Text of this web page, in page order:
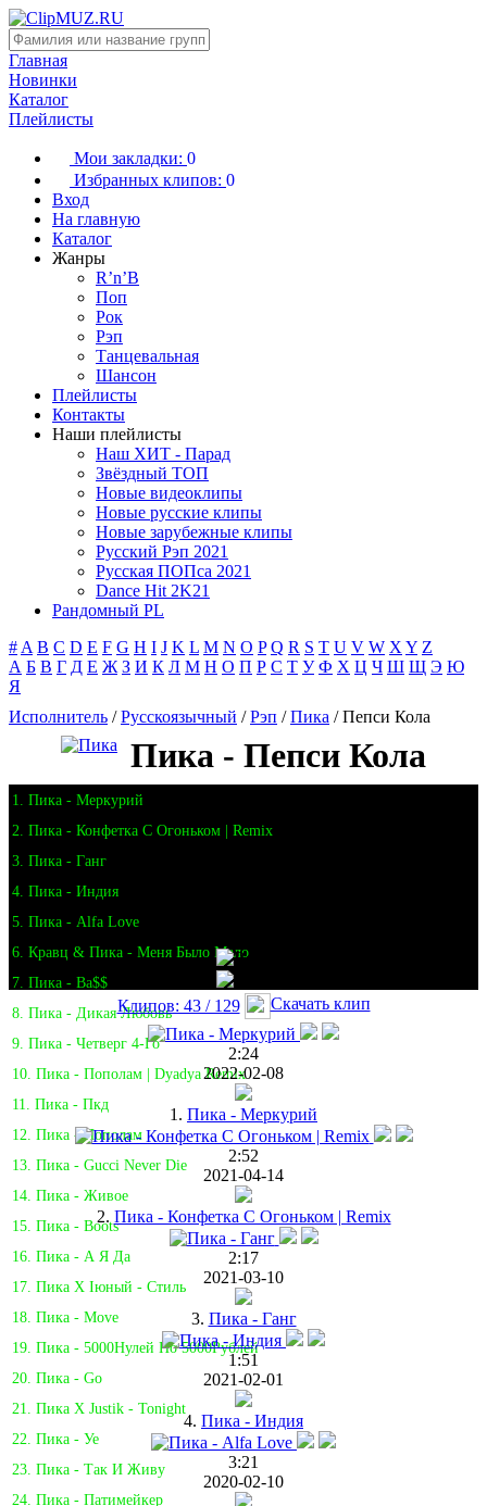
Главная
Новинки
Каталог
Плейлисты
Мои закладки: 0
Избранных клипов: 0
Вход
На главную
Каталог
Жанры
R’n’B
Поп
Рок
Рэп
Танцевальная
Шансон
Плейлисты
Контакты
Наши плейлисты
Наш ХИТ - Парад
Звёздный ТОП
Новые видеоклипы
Новые русские клипы
Новые зарубежные клипы
Русский Рэп 2021
Русская ПОПса 2021
Dance Hit 2K21
Рандомный PL
# A B C D E F G H I J K L M N O P Q R S T U V W X Y Z
А Б В Г Д Е Ж З И К Л М Н О П Р С Т У Ф Х Ц Ч Ш Щ Э Ю
Я
Исполнитель /Русскоязычный /Рэп /Пика / Пепси Кола
Пика - Пепси Кола
1. Пика - Меркурий
2. Пика - Конфетка С Огоньком | Remix
3. Пика - Ганг
4. Пика - Индия
5. Пика - Alfa Love
6. Кравц & Пика - Меня Было Мало
7. Пика - Ba$$
8. Пика - Дикая Любовь
9. Пика - Четверг 4-Го
10. Пика - Пополам | Dyadya Remix
11. Пика - Пкд
12. Пика - Пополам
13. Пика - Gucci Never Die
14. Пика - Живое
15. Пика - Boots
16. Пика - А Я Да
17. Пика Х Iюный - Стиль
18. Пика - Move
19. Пика - 5000Нулей По 5000Рублей
20. Пика - Go
21. Пика X Justik - Tonight
22. Пика - Уе
23. Пика - Так И Живу
24. Пика - Патимейкер
Клипов: 43 / 129 Скачать клип
2:24
2022-02-08
1. Пика - Меркурий
2:52
2021-04-14
2. Пика - Конфетка С Огоньком | Remix
2:17
2021-03-10
3. Пика - Ганг
1:51
2021-02-01
4. Пика - Индия
3:21
2020-02-10